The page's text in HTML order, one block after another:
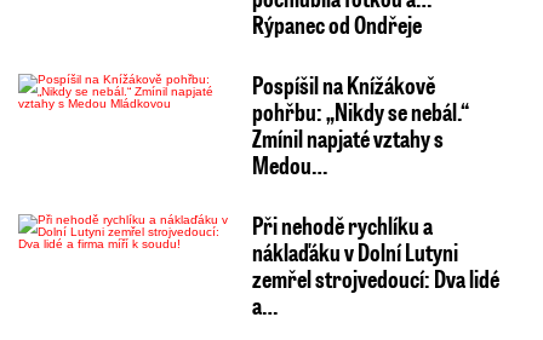
Rýpanec od Ondřeje
Pospíšil na Knížákově
pohřbu: „Nikdy se nebál.“
Zmínil napjaté vztahy s
Medou…
Při nehodě rychlíku a
náklaďáku v Dolní Lutyni
zemřel strojvedoucí: Dva lidé
a…